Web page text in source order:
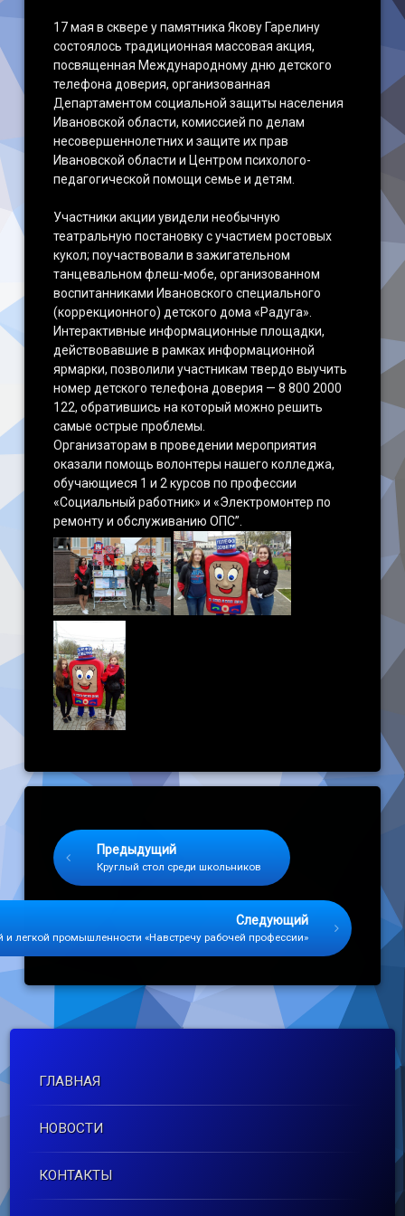
Наши достижения
17 мая в сквере у памятника Якову Гарелину
состоялось традиционная массовая акция,
посвященная Международному дню детского
телефона доверия, организованная
Департаментом социальной защиты населения
Ивановской области, комиссией по делам
несовершеннолетних и защите их прав
Ивановской области и Центром психолого-
педагогической помощи семье и детям.
Участники акции увидели необычную
театральную постановку с участием ростовых
кукол; поучаствовали в зажигательном
танцевальном флеш-мобе, организованном
воспитанниками Ивановского специального
(коррекционного) детского дома «Радуга».
Интерактивные информационные площадки,
действовавшие в рамках информационной
ярмарки, позволили участникам твердо выучить
номер детского телефона доверия — 8 800 2000
122, обратившись на который можно решить
самые острые проблемы.
Организаторам в проведении мероприятия
оказали помощь волонтеры нашего колледжа,
обучающиеся 1 и 2 курсов по профессии
«Социальный работник» и «Электромонтер по
ремонту и обслуживанию ОПС”.
Предыдущий
Круглый стол среди школьников
Следующий
и легкой промышленности «Навстречу рабочей профессии»
ГЛАВНАЯ
НОВОСТИ
КОНТАКТЫ